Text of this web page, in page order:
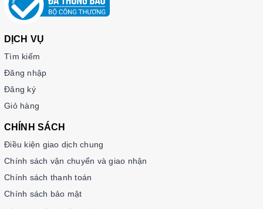
서울대 한국어 플러스 6B
Giáo trình Tiếng Hàn Seoul Plus 1A+
Giáo trình Tiếng Hàn Seoul Plus 2A+
Giáo trình Tiếng Hàn Seoul Plus 2B+
Giáo trình Tiếng Hàn Seoul Plus 3A+
Giáo trình Tiếng Hàn Seoul Plus 3A+
Giáo trình Tiếng Hàn Seoul Plus 4A+
Giáo trình Tiếng Hàn Seoul Plus 4B+
Giáo trình Tiếng Hàn Seoul Plus 5A+
Giáo trình Tiếng Hàn Seoul Plus 6A+
Giáo trình Tiếng Hàn Seoul Plus 6B+
DỊCH VỤ
Tìm kiếm
Đăng nhập
Đăng ký
Giỏ hàng
CHÍNH SÁCH
Điều kiện giao dịch chung
Chính sách vận chuyển và giao nhận
Chính sách thanh toán
Chính sách bảo mật